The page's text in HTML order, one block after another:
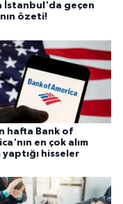
İstanbul'da geçen
özeti!
hafta Bank of
en çok alım
yaptığı hisseler